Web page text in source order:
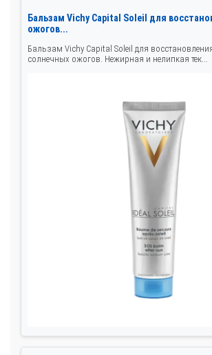
Бальзам Vichy Capital Soleil для
ожогов...
Бальзам Vichy Capital Soleil для
солнечных ожогов. Нежирная и нелипкая тек...